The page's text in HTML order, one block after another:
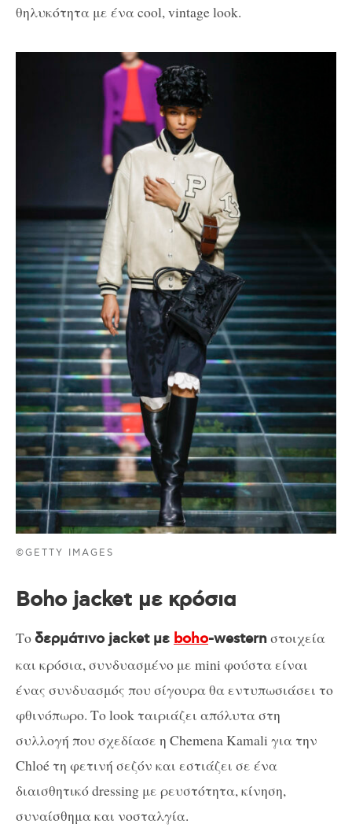
θηλυκότητα με ένα cool, vintage look.
©GETTY IMAGES
Boho jacket με κρόσια
Τοδερμάτινο jacket με boho-westernστοιχεία
και κρόσια, συνδυασμένο με mini φούστα είναι
ένας συνδυασμός που σίγουρα θα εντυπωσιάσει το
φθινόπωρο. Το look ταιριάζει απόλυτα στη
συλλογή που σχεδίασε η Chemena Kamali για την
Chloé τη φετινή σεζόν και εστιάζει σε ένα
διαισθητικό dressing με ρευστότητα, κίνηση,
συναίσθημα και νοσταλγία.